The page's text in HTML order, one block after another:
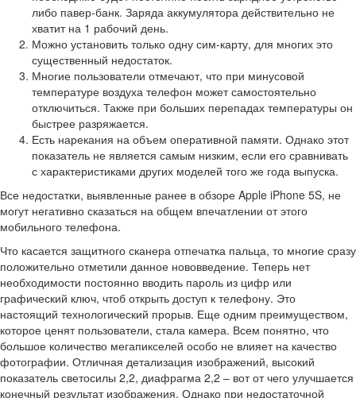
либо павер-банк. Заряда аккумулятора действительно не
хватит на 1 рабочий день.
Можно установить только одну сим-карту, для многих это
существенный недостаток.
Многие пользователи отмечают, что при минусовой
температуре воздуха телефон может самостоятельно
отключиться. Также при больших перепадах температуры он
быстрее разряжается.
Есть нарекания на объем оперативной памяти. Однако этот
показатель не является самым низким, если его сравнивать
с характеристиками других моделей того же года выпуска.
Все недостатки, выявленные ранее в обзоре Apple iPhone 5S, не
могут негативно сказаться на общем впечатлении от этого
мобильного телефона.
Что касается защитного сканера отпечатка пальца, то многие сразу
положительно отметили данное нововведение. Теперь нет
необходимости постоянно вводить пароль из цифр или
графический ключ, чтоб открыть доступ к телефону. Это
настоящий технологический прорыв. Еще одним преимуществом,
которое ценят пользователи, стала камера. Всем понятно, что
большое количество мегапикселей особо не влияет на качество
фотографии. Отличная детализация изображений, высокий
показатель светосилы 2,2, диафрагма 2,2 – вот от чего улучшается
конечный результат изображения. Однако при недостаточной